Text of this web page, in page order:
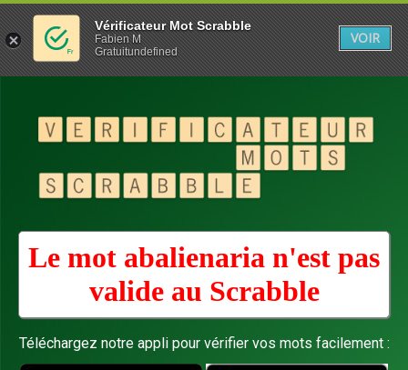
Le mot abalienaria n'est pas
valide au Scrabble
Téléchargez notre appli pour vérifier vos mots facilement :
Vérificateur Mot Scrabble
Fabien M
Gratuitundefined
VOIR